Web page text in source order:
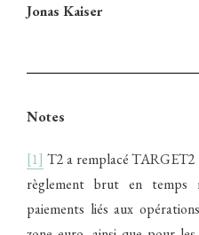
Jonas Kaiser
Notes
[1] T2 a remplacé TARGET2
règlement brut en temps
paiements liés aux